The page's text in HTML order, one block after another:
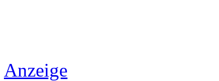
Anzeige